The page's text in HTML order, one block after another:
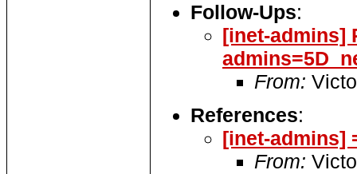
Follow-Ups:
[inet-admins]
From:
References:
[inet-admins]
From: